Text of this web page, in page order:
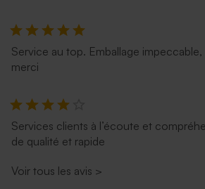
Service au top. Emballage
merci
Services clients à l’écoute et
de qualité et rapide
Voir tous les avis >